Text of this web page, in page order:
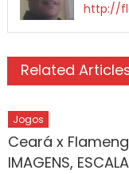
http://
Related
Jogos
Ceará x
IMAGENS,